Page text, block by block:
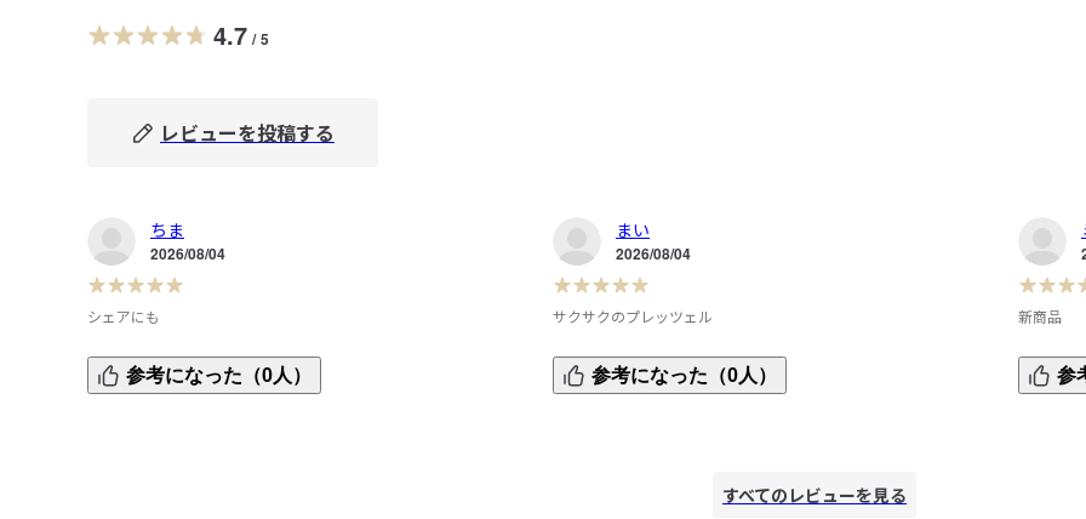
4.7 / 5
レビューを投稿する
ちま
2026/08/04
シェアにも
個包装6袋入りなので、家族や友人、職場の同僚に気の利い
たお菓子としてシェアしやすいと思いました。誰からも好ま
参考になった（0人）
まい
2026/08/04
サクサクのプレッツェル
プレッツェルがサクッとしていて、爽やかなレモンクリーム
とぴったりです。この季節に合う限定商品だと思います。
参考になった（0人）
新商品
個包装
酸味控
参
すべてのレビューを見る